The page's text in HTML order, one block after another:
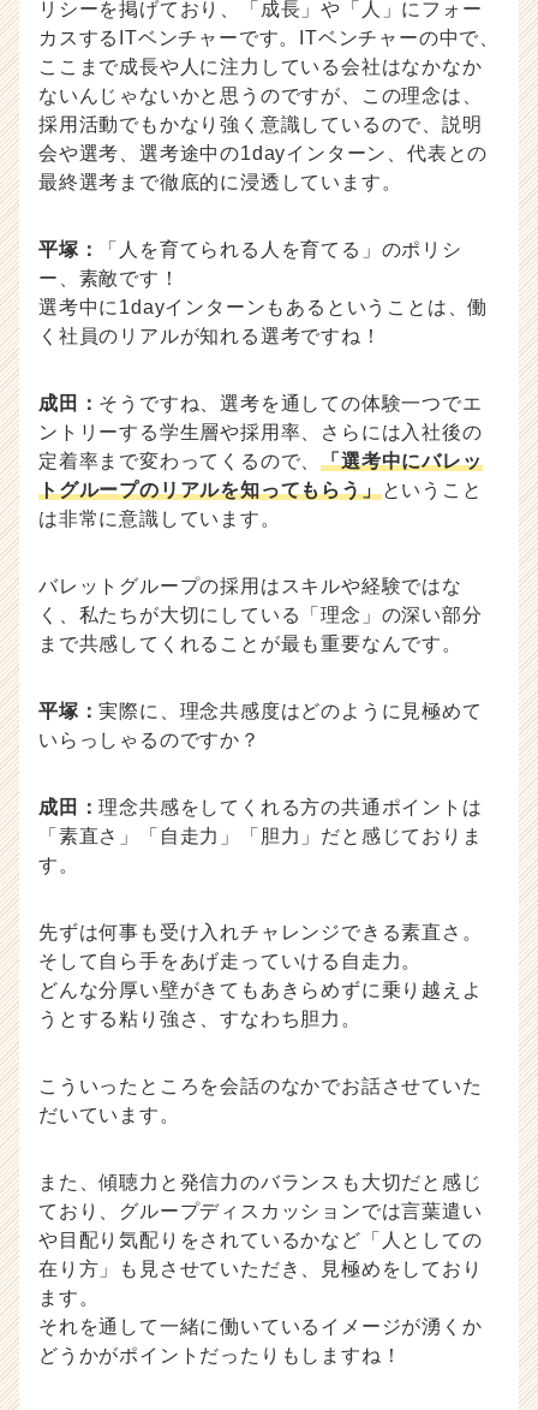
リシーを掲げており、「成長」や「人」にフォー
カスするITベンチャーです。ITベンチャーの中で、
ここまで成長や人に注力している会社はなかなか
ないんじゃないかと思うのですが、この理念は、
採用活動でもかなり強く意識しているので、説明
会や選考、選考途中の1dayインターン、代表との
最終選考まで徹底的に浸透しています。
平塚：
「人を育てられる人を育てる」のポリシ
ー、素敵です！
選考中に1dayインターンもあるということは、働
く社員のリアルが知れる選考ですね！
成田： そうですね、選考を通しての体験一つでエ
ントリーする学生層や採用率、さらには入社後の
定着率まで変わってくるので、「選考中にバレッ
トグループのリアルを知ってもらう」ということ
は非常に意識しています。
バレットグループの採用はスキルや経験ではな
く、私たちが大切にしている「理念」の深い部分
まで共感してくれることが最も重要なんです。
平塚：実際に、理念共感度はどのように見極めて
いらっしゃるのですか？
成田：理念共感をしてくれる方の共通ポイントは
「素直さ」「自走力」「胆力」だと感じておりま
す。
先ずは何事も受け入れチャレンジできる素直さ。
そして自ら手をあげ走っていける自走力。
どんな分厚い壁がきてもあきらめずに乗り越えよ
うとする粘り強さ、すなわち胆力。
こういったところを会話のなかでお話させていた
だいています。
また、傾聴力と発信力のバランスも大切だと感じ
ており、グループディスカッションでは言葉遣い
や目配り気配りをされているかなど「人としての
在り方」も見させていただき、見極めをしており
ます。
それを通して一緒に働いているイメージが湧くか
どうかがポイントだったりもしますね！